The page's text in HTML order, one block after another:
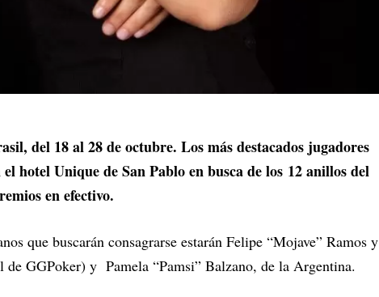
del 18 al 28 de octubre. Los más destacados jugadores
hotel Unique de San Pablo en busca de los 12 anillos del
en efectivo.
que buscarán consagrarse estarán Felipe “Mojave” Ramos y
de GGPoker) y Pamela “Pamsi” Balzano, de la Argentina.